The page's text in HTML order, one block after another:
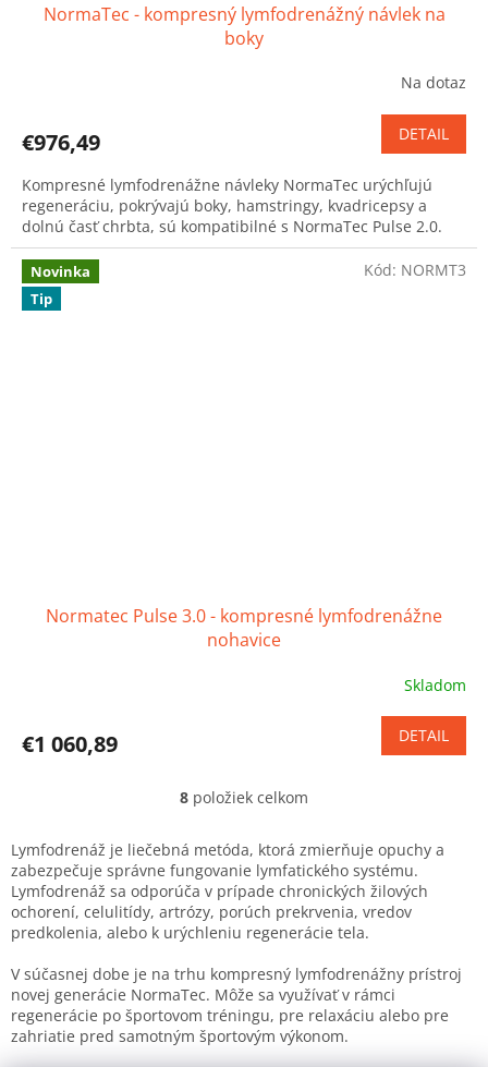
NormaTec - kompresný lymfodrenážný návlek na
boky
je
z
5
hviezdičiek.
Na dotaz
€976,49 DETAIL
Kompresné lymfodrenážne návleky NormaTec urýchľujú
regeneráciu, pokrývajú boky, hamstringy, kvadricepsy a
dolnú časť chrbta, sú kompatibilné s NormaTec Pulse 2.0.
Novinka
Tip
Normatec Pulse 3.0 - kompresné lymfodrenážne
nohavice
Skladom
€1 060,89 DETAIL
Kód: NORMT3
O
l
á
d
a
c
e
p
r
v
8 položiek celkom
Lymfodrenáž je liečebná metóda, ktorá zmierňuje opuchy a
zabezpečuje správne fungovanie lymfatického systému.
Lymfodrenáž sa odporúča v prípade chronických žilových
ochorení, celulitídy, artrózy, porúch prekrvenia, vredov
predkolenia, alebo k urýchleniu regenerácie tela.
V súčasnej dobe je na trhu kompresný lymfodrenážny prístroj
novej generácie NormaTec. Môže sa využívať v rámci
regenerácie po športovom tréningu, pre relaxáciu alebo pre
zahriatie pred samotným športovým výkonom.